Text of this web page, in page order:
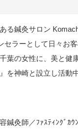
る鍼灸サロン
セラーとして日々お
葉の女性に、美と健
を神崎と設立し活動中
鍼灸師／ﾌｧｽﾃｨﾝｸﾞｶ